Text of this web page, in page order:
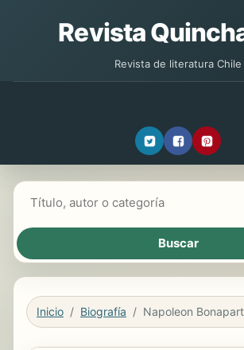
Revista
Revista de literatura Chile
Inicio Biografía Napoleon